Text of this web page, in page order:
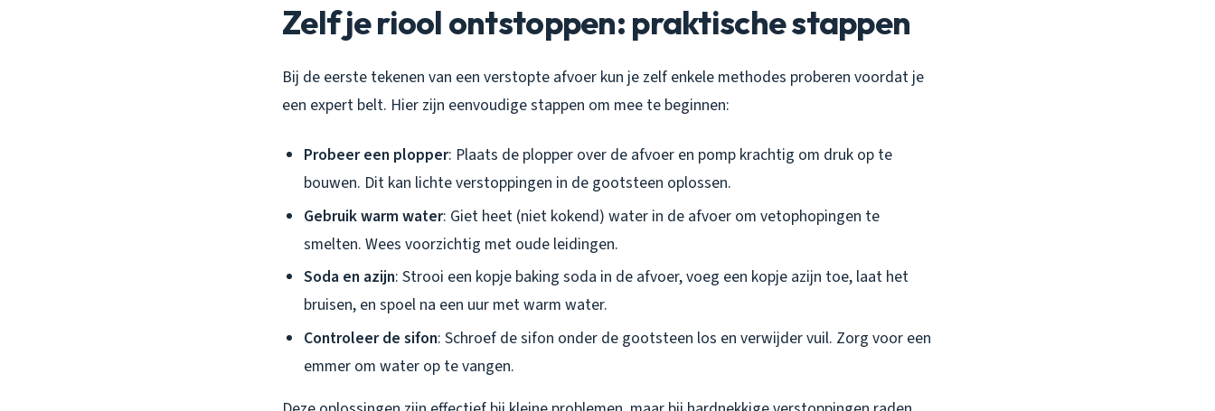
Zelf je riool ontstoppen: praktische stappen
Bij de eerste tekenen van een verstopte afvoer kun je zelf enkele methodes proberen voordat je
een expert belt. Hier zijn eenvoudige stappen om mee te beginnen:
Probeer een plopper: Plaats de plopper over de afvoer en pomp krachtig om druk op te
bouwen. Dit kan lichte verstoppingen in de gootsteen oplossen.
Gebruik warm water: Giet heet (niet kokend) water in de afvoer om vetophopingen te
smelten. Wees voorzichtig met oude leidingen.
Soda en azijn: Strooi een kopje baking soda in de afvoer, voeg een kopje azijn toe, laat het
bruisen, en spoel na een uur met warm water.
Controleer de sifon: Schroef de sifon onder de gootsteen los en verwijder vuil. Zorg voor een
emmer om water op te vangen.